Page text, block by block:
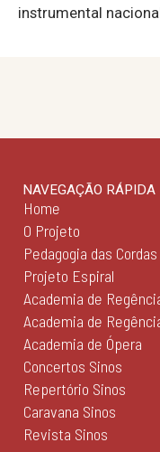
instrumental
NAVEGAÇÃO RÁPIDA
Home
O Projeto
Pedagogia das Cordas
Projeto Espiral
Academia de
Academia de
Academia de Ópera
Concertos Sinos
Repertório Sinos
Caravana Sinos
Revista Sinos